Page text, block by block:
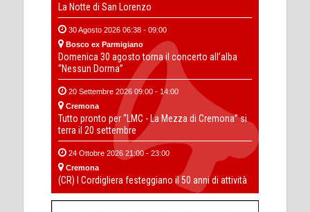
La Notte di San Lorenzo
30 Agosto 2026 06:38 - 09:00
Bosco ex Parmigiano
Domenica 30 agosto torna il concerto all’alba
“Nessun Dorma”
20 Settembre 2026 09:00 - 14:00
Cremona
Tutto pronto per “LMC - La Mezza di Cremona” si
terra il 20 settembre
24 Ottobre 2026 21:00 - 23:00
Cremona
(CR) I Cordigliera festeggiano il 50 anni di attività